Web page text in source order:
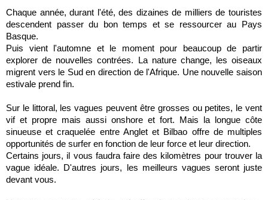
Chaque année, durant l'été, des dizaines de milliers de touristes
descendent passer du bon temps et se ressourcer au Pays
Basque.
Puis vient l'automne et le moment pour beaucoup de partir
explorer de nouvelles contrées. La nature change, les oiseaux
migrent vers le Sud en direction de l'Afrique. Une nouvelle saison
estivale prend fin.
Sur le littoral, les vagues peuvent être grosses ou petites, le vent
vif et propre mais aussi onshore et fort. Mais la longue côte
sinueuse et craquelée entre Anglet et Bilbao offre de multiples
opportunités de surfer en fonction de leur force et leur direction.
Certains jours, il vous faudra faire des kilomètres pour trouver la
vague idéale. D'autres jours, les meilleurs vagues seront juste
devant vous.